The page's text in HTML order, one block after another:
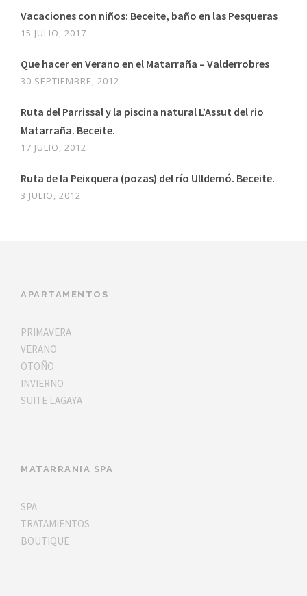
Vacaciones con niños: Beceite, baño en las Pesqueras
15 JULIO, 2017
Que hacer en Verano en el Matarraña – Valderrobres
30 SEPTIEMBRE, 2012
Ruta del Parrissal y la piscina natural L’Assut del rio
Matarraña. Beceite.
17 JULIO, 2012
Ruta de la Peixquera (pozas) del río Ulldemó. Beceite.
3 JULIO, 2012
APARTAMENTOS
PRIMAVERA
VERANO
OTOÑO
INVIERNO
SUITE LAGAYA
MATARRANIA SPA
SPA
TRATAMIENTOS
BOUTIQUE